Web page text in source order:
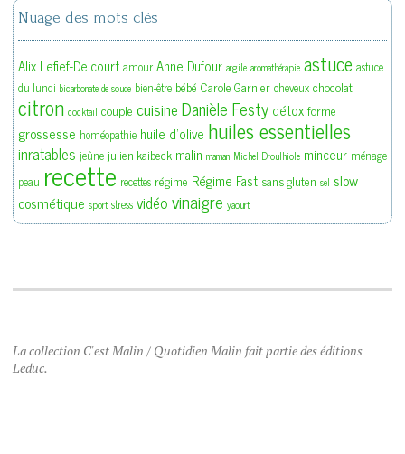
Nuage des mots clés
Alix Lefief-Delcourt amour Anne Dufour argile aromathérapie astuce astuce
du lundi bicarbonate de soude bien-être bébé Carole Garnier cheveux chocolat
citron cocktail couple cuisineDanièle Festy détoxforme
grossesse homéopathie huile d'olive huiles essentielles
inratables jeûne julien kaibeck malin maman Michel Droulhiole minceur ménage
peau recette recettes régime Régime Fast sans gluten sel slow
cosmétique sport stress vidéovinaigre yaourt
La collection C'est Malin / Quotidien Malin fait partie des éditions
Leduc.